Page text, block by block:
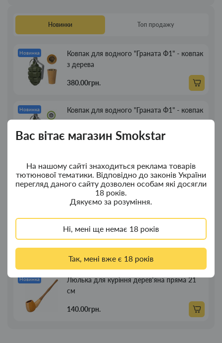
Вас вітає магазин Smokstar
На нашому сайті знаходиться реклама товарів
тютюнової тематики. Відповідно до законів України
перегляд даного сайту дозволен особам які досягли
18 років.
Дякуємо за розуміння.
Ні, мені ще немає 18 років
Так, мені вже є 18 років
Новинки Топ продажу
Новинка
Ковпак для водного "Граната Ф1" - ковпак
з дерева
380.00грн.
Новинка
Ковпак для водного "Граната Ф1" - ковпак
композит
350.00грн.
Новинка
Портсигар для сигарет Focus із USB
запальничкою на 20 сиг
269.00грн.
Новинка
Люлька для куріння дерев'яна пряма 21
см
140.00грн.